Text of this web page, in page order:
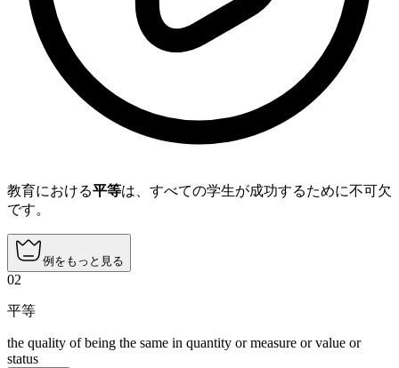
教育における平等は、すべての学生が成功するために不可欠
です。
例をもっと見る
02
平等
the quality of being the same in quantity or measure or value or
status